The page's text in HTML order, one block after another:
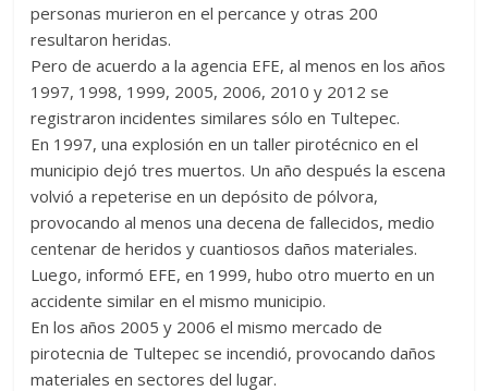
personas murieron en el percance y otras 200
resultaron heridas.
Pero de acuerdo a la agencia EFE, al menos en los años
1997, 1998, 1999, 2005, 2006, 2010 y 2012 se
registraron incidentes similares sólo en Tultepec.
En 1997, una explosión en un taller pirotécnico en el
municipio dejó tres muertos. Un año después la escena
volvió a repeterise en un depósito de pólvora,
provocando al menos una decena de fallecidos, medio
centenar de heridos y cuantiosos daños materiales.
Luego, informó EFE, en 1999, hubo otro muerto en un
accidente similar en el mismo municipio.
En los años 2005 y 2006 el mismo mercado de
pirotecnia de Tultepec se incendió, provocando daños
materiales en sectores del lugar.